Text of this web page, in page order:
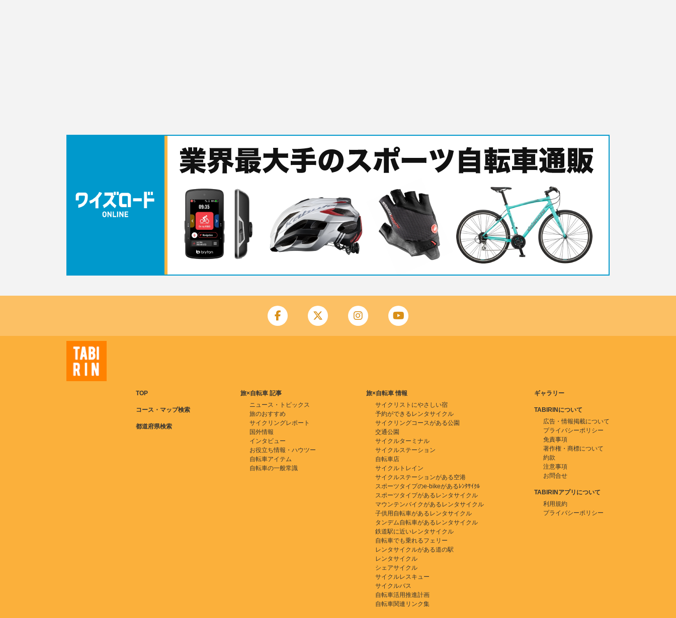
TOP
コース・マップ検索
都道府県検索
旅×自転車 記事
ニュース・トピックス
旅のおすすめ
サイクリングレポート
国外情報
インタビュー
お役立ち情報・ハウツー
自転車アイテム
自転車の一般常識
旅×自転車 情報
サイクリストにやさしい宿
予約ができるレンタサイクル
サイクリングコースがある公園
交通公園
サイクルターミナル
サイクルステーション
自転車店
サイクルトレイン
サイクルステーションがある空港
スポーツタイプのe-bikeがあるﾚﾝﾀｻｲｸﾙ
スポーツタイプがあるレンタサイクル
マウンテンバイクがあるレンタサイクル
子供用自転車があるレンタサイクル
タンデム自転車があるレンタサイクル
鉄道駅に近いレンタサイクル
自転車でも乗れるフェリー
レンタサイクルがある道の駅
レンタサイクル
シェアサイクル
サイクルレスキュー
サイクルバス
自転車活用推進計画
自転車関連リンク集
ギャラリー
TABIRINについて
広告・情報掲載について
プライバシーポリシー
免責事項
著作権・商標について
約款
注意事項
お問合せ
TABIRINアプリについて
利用規約
プライバシーポリシー